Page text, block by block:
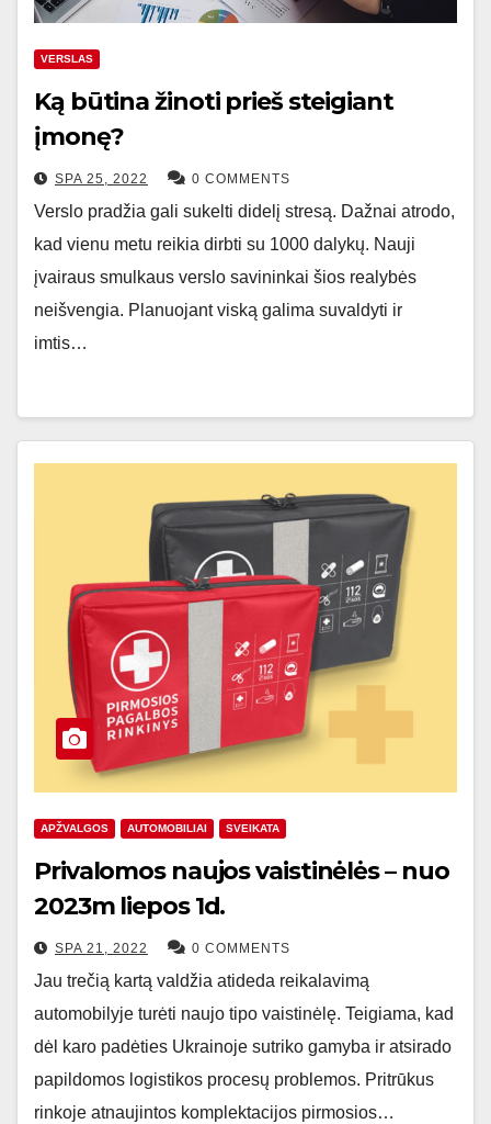
VERSLAS
Ką būtina žinoti prieš steigiant
įmonę?
SPA 25, 2022 0 COMMENTS
Verslo pradžia gali sukelti didelį stresą. Dažnai atrodo,
kad vienu metu reikia dirbti su 1000 dalykų. Nauji
įvairaus smulkaus verslo savininkai šios realybės
neišvengia. Planuojant viską galima suvaldyti ir
imtis…
APŽVALGOS AUTOMOBILIAI SVEIKATA
Privalomos naujos vaistinėlės – nuo
2023m liepos 1d.
SPA 21, 2022 0 COMMENTS
Jau trečią kartą valdžia atideda reikalavimą
automobilyje turėti naujo tipo vaistinėlę. Teigiama, kad
dėl karo padėties Ukrainoje sutriko gamyba ir atsirado
papildomos logistikos procesų problemos. Pritrūkus
rinkoje atnaujintos komplektacijos pirmosios…